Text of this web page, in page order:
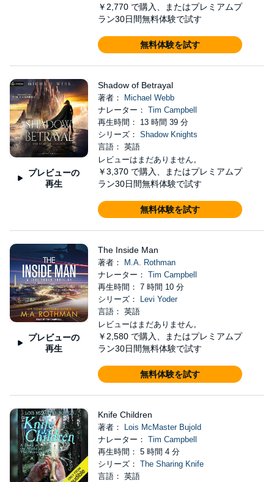
￥2,770 で購入、またはプレミアムプ
ラン30日間無料体験で試す
無料体験を試す
プレビューの
再生
Shadow of Betrayal
著者：
Michael Webb
ナレーター： Tim Campbell
再生時間： 13 時間 39 分
シリーズ： Shadow Knights
言語： 英語
レビューはまだありません。
￥3,370 で購入、またはプレミアムプ
ラン30日間無料体験で試す
無料体験を試す
プレビューの
再生
The Inside Man
著者：
M.A. Rothman
ナレーター： Tim Campbell
再生時間： 7 時間 10 分
シリーズ：
Levi Yoder
言語： 英語
レビューはまだありません。
￥2,580 で購入、またはプレミアムプ
ラン30日間無料体験で試す
無料体験を試す
Knife Children
著者：
Lois McMaster Bujold
ナレーター： Tim Campbell
再生時間： 5 時間 4 分
シリーズ： The Sharing Knife
言語： 英語